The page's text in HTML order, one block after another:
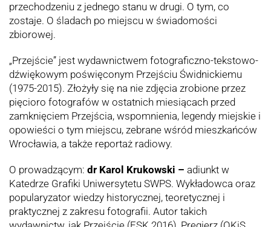
przechodzeniu z jednego stanu w drugi. O tym, co
zostaje. O śladach po miejscu w świadomości
zbiorowej.
„Przejście” jest wydawnictwem fotograficzno-tekstowo-
dźwiękowym poświęconym Przejściu Świdnickiemu
(1975-2015). Złożyły się na nie zdjęcia zrobione przez
pięcioro fotografów w ostatnich miesiącach przed
zamknięciem Przejścia, wspomnienia, legendy miejskie i
opowieści o tym miejscu, zebrane wśród mieszkańców
Wrocławia, a także reportaż radiowy.
O prowadzącym: dr Karol Krukowski – adiunkt w
Katedrze Grafiki Uniwersytetu SWPS. Wykładowca oraz
popularyzator wiedzy historycznej, teoretycznej i
praktycznej z zakresu fotografii. Autor takich